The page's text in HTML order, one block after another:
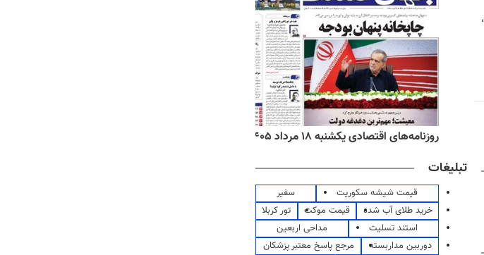
،
روزنامه‌های اقتصادی یکشنبه ۱۸ مرداد ۱۴۰۵
تبلیغات
قیمت شیشه سکوریت
سفیر
خرید طلای آب شده
قیمت موکت
تور کربلا
استند تسلیت
مداحی اربعین
دوربین مداربسته
مرجع پاسخ معتبر پزشکان